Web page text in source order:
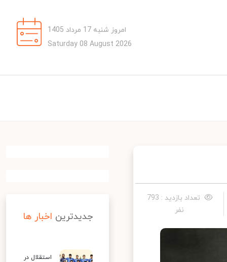
امروز شنبه 17 مرداد 1405
Saturday 08 August 2026
تعداد بازدید : 793
نفر
جدیدترین اخبار ها
استقلال در